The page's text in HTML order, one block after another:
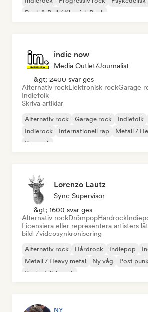
Rock & Roll / Klassisk Rock
indie now
Media Outlet/Journalist
&gt; 2400 svar ges
Alternativ rockElektronisk rockGarage
Indiefolk
Skriva artiklar
Alternativ rock Garage rock Indiefolk
Indierock
Internationell rap
Metall /
Poprock
Lorenzo Lautz
Sync Supervisor
&gt; 1600 svar ges
Alternativ rockDrömpopHårdrock
Licensiera eller representera artisters
bild-/videosynkronisering
Alternativ rock Hårdrock Indiepop
Metall / Heavy metal
Ny våg
Post punk
Psykedelisk rock
NY